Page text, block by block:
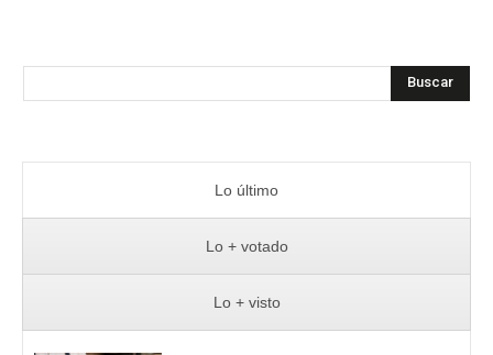
Buscar
Lo último
Lo + votado
Lo + visto